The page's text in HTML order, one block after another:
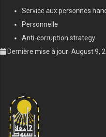
Service aux personnes
Personnelle
Anti-corruption strategy
Dernière mise à jour: August 9,